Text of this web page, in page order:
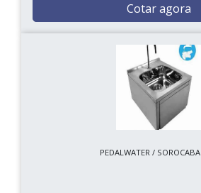
Cotar agora
PEDALWATER /